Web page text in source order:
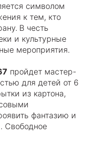
символом
к тем, кто
В честь
и культурные
мероприятия.
пройдет мастер-
для детей от 6
из картона,
фантазию и
Свободное